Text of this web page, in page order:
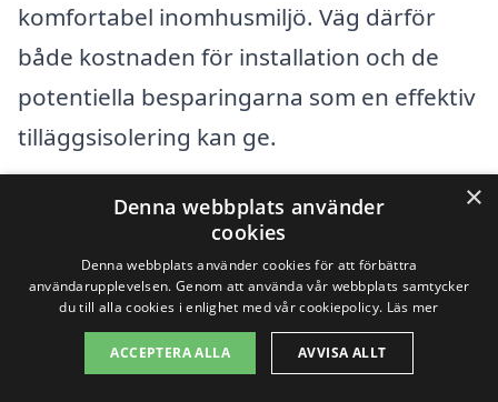
komfortabel inomhusmiljö. Väg därför
både kostnaden för installation och de
potentiella besparingarna som en effektiv
tilläggsisolering kan ge.
Få 3 erbjudanden, gratis och utan
förpliktelser
Sök efter en
×
Denna webbplats använder
cookies
Denna webbplats använder cookies för att förbättra
användarupplevelsen. Genom att använda vår webbplats samtycker
du till alla cookies i enlighet med vår cookiepolicy. Läs mer
ACCEPTERA ALLA AVVISA ALLT